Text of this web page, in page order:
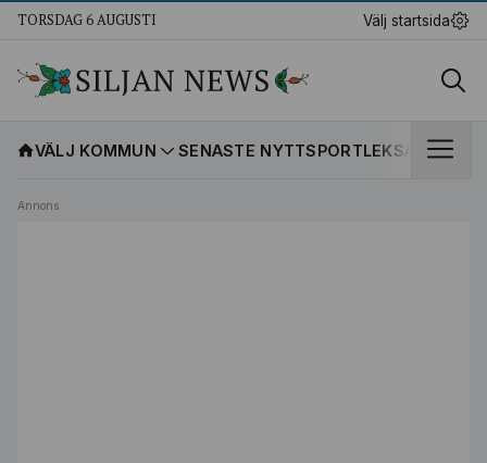
TORSDAG 6 AUGUSTI Välj startsida
VÄLJ KOMMUN SENASTE NYTTSPORTLEKSANDS IF
Annons